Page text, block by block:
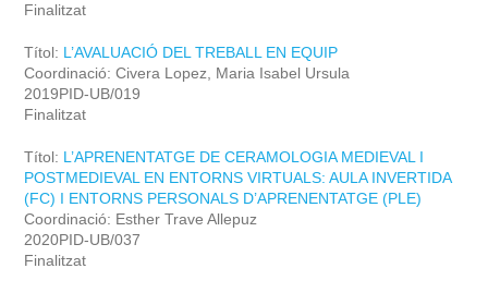
Finalitzat
Títol: L’AVALUACIÓ DEL TREBALL EN EQUIP
Coordinació: Civera Lopez, Maria Isabel Ursula
2019PID-UB/019
Finalitzat
Títol: L’APRENENTATGE DE CERAMOLOGIA MEDIEVAL I
POSTMEDIEVAL EN ENTORNS VIRTUALS: AULA INVERTIDA
(FC) I ENTORNS PERSONALS D’APRENENTATGE (PLE)
Coordinació: Esther Trave Allepuz
2020PID-UB/037
Finalitzat